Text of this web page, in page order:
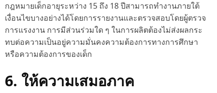
กฎหมายเด็กอายุระหว่าง 15 ถึง 18 ปีสามารถทำงานภายใต้
เงื่อนไขบางอย่างได้โดยการรายงานและตรวจสอบโดยผู้ตรวจ
การแรงงาน การมีส่วนร่วมใด ๆ ในการผลิตต้องไม่ส่งผลกระ
ทบต่อความเป็นอยู่ความมั่นคงความต้องการทางการศึกษา
หรือความต้องการของเด็ก
6. ให้ความเสมอภาค